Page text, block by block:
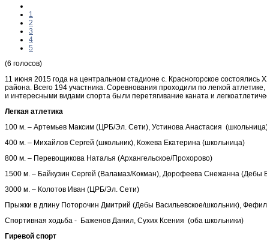
1
2
3
4
5
(6 голосов)
11 июня 2015 года на центральном стадионе с. Красногорское
района. Всего 194 участника. Соревнования проходили по легкой
и интересными видами спорта были перетягивание каната и
Легкая атлетика
100 м. – Артемьев Максим (ЦРБ/Эл. Сети), Устинова Анастасия
400 м. – Михайлов Сергей (школьник), Кожева Екатерина (школьница)
800 м. – Перевощикова Наталья (Архангельское/Прохорово)
1500 м. – Байкузин Сергей (Валамаз/Кокман), Дорофеева Снежанна (Дебы
3000 м. – Колотов Иван (ЦРБ/Эл. Сети)
Прыжки в длину Поторочин Дмитрий (Дебы Васильевское/школьник),
Спортивная ходьба - Баженов Данил, Сухих Ксения (оба школьники)
Гиревой спорт